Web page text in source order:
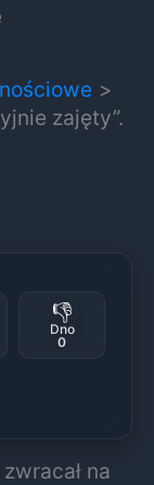
zajęty”.
👎
Dno
0
na